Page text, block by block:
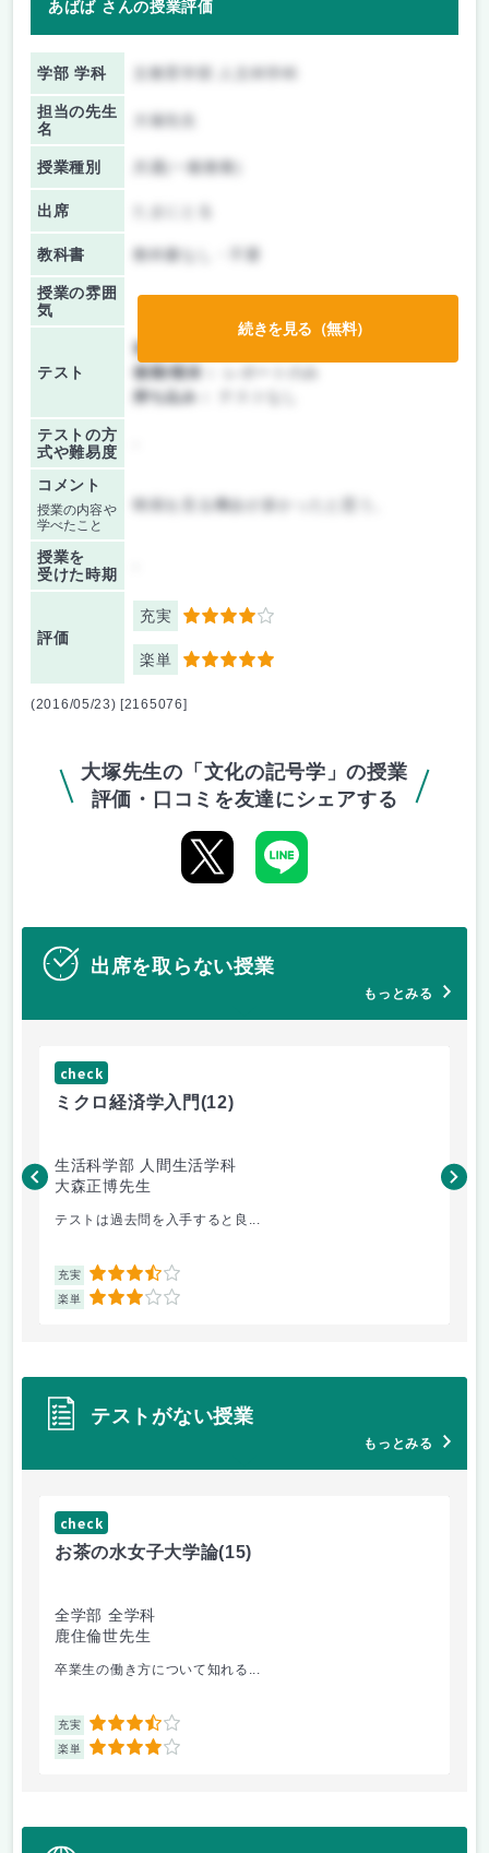
あばば さんの授業評価
学部 学科
担当の先生
名
大塚先生
授業種別 共通(一般教養)
出席
教科書 教科書なし・不要
授業の雰囲
気
テスト
前期/中間：
後期/期末：
持ち込み：
テストの方
式や難易度
コメント
授業の内容や
学べたこと
映画を見る機会が多かったと思う。
授業を
受けた時期
評価
充実 4
楽単 5
続きを見る（無料）
(2016/05/23) [2165076]
大塚先生の「文化の記号学」の授業
評価・口コミを友達にシェアする
出席を取らない授業
もっとみる
check
ミクロ経済学入門(12)
生活科学部 人間生活学科
大森正博先生
テストは過去問を入手すると良...
充実 3.5
楽単 3
橿
テストがない授業
もっとみる
check
お茶の水女子大学論(15)
全学部 全学科
鹿住倫世先生
卒業生の働き方について知れる...
充実 3.5
楽単 4